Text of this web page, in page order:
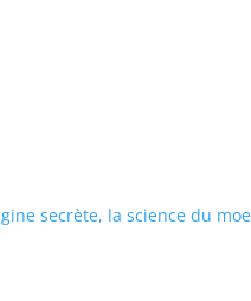
secrète, la science du